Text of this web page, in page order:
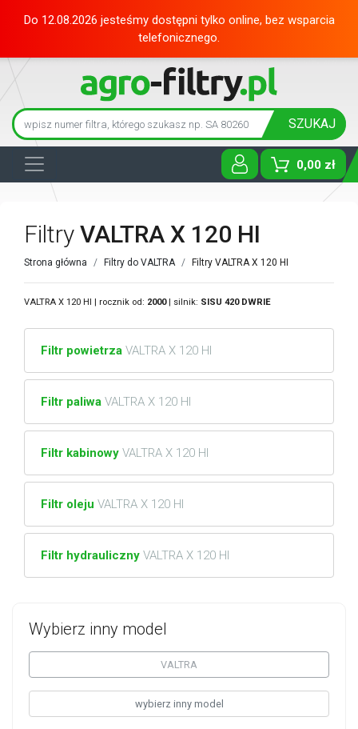
Do 12.08.2026 jesteśmy dostępni tylko online, bez wsparcia
telefonicznego.
SZUKAJ
0,00 zł
Toggle
Wybierz inny model
VALTRA
wybierz inny model
Filtry VALTRA X 120 HI
Strona główna Filtry do VALTRA Filtry VALTRA X 120 HI
VALTRA X 120 HI | rocznik od: 2000| silnik: SISU 420 DWRIE
Filtr powietrza VALTRA X 120 HI
Filtr paliwa VALTRA X 120 HI
Filtr kabinowy VALTRA X 120 HI
Filtr oleju VALTRA X 120 HI
Filtr hydrauliczny VALTRA X 120 HI